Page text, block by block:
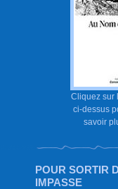
Cliquez sur
ci-dessus
savoir
POUR SORTIR
IMPASSE